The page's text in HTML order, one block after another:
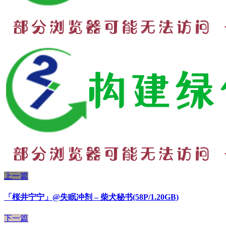
上一篇
「桜井宁宁」@失眠冲剂 – 柴犬秘书(58P/1.20GB)
下一篇